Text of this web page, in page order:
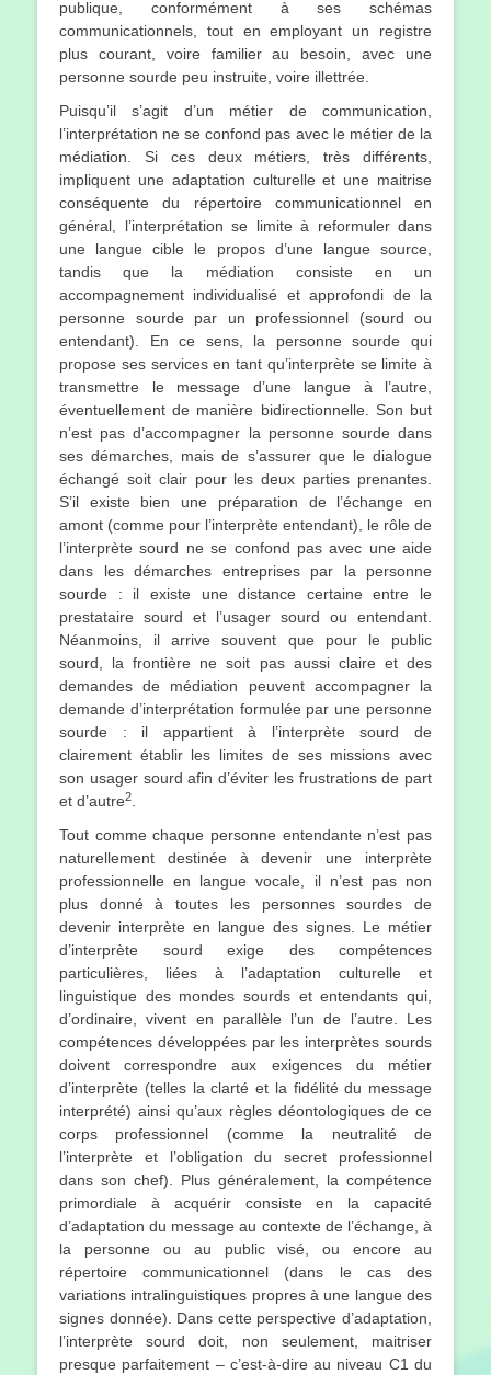
publique, conformément à ses schémas
communicationnels, tout en employant un registre
plus courant, voire familier au besoin, avec une
personne sourde peu instruite, voire illettrée.
Puisqu’il s’agit d’un métier de communication,
l’interprétation ne se confond pas avec le métier de la
médiation. Si ces deux métiers, très différents,
impliquent une adaptation culturelle et une maitrise
conséquente du répertoire communicationnel en
général, l’interprétation se limite à reformuler dans
une langue cible le propos d’une langue source,
tandis que la médiation consiste en un
accompagnement individualisé et approfondi de la
personne sourde par un professionnel (sourd ou
entendant). En ce sens, la personne sourde qui
propose ses services en tant qu’interprète se limite à
transmettre le message d’une langue à l’autre,
éventuellement de manière bidirectionnelle. Son but
n’est pas d’accompagner la personne sourde dans
ses démarches, mais de s’assurer que le dialogue
échangé soit clair pour les deux parties prenantes.
S’il existe bien une préparation de l’échange en
amont (comme pour l’interprète entendant), le rôle de
l’interprète sourd ne se confond pas avec une aide
dans les démarches entreprises par la personne
sourde : il existe une distance certaine entre le
prestataire sourd et l’usager sourd ou entendant.
Néanmoins, il arrive souvent que pour le public
sourd, la frontière ne soit pas aussi claire et des
demandes de médiation peuvent accompagner la
demande d’interprétation formulée par une personne
sourde : il appartient à l’interprète sourd de
clairement établir les limites de ses missions avec
son usager sourd afin d’éviter les frustrations de part
et d’autre2.
Tout comme chaque personne entendante n’est pas
naturellement destinée à devenir une interprète
professionnelle en langue vocale, il n’est pas non
plus donné à toutes les personnes sourdes de
devenir interprète en langue des signes. Le métier
d’interprète sourd exige des compétences
particulières, liées à l’adaptation culturelle et
linguistique des mondes sourds et entendants qui,
d’ordinaire, vivent en parallèle l’un de l’autre. Les
compétences développées par les interprètes sourds
doivent correspondre aux exigences du métier
d’interprète (telles la clarté et la fidélité du message
interprété) ainsi qu’aux règles déontologiques de ce
corps professionnel (comme la neutralité de
l’interprète et l’obligation du secret professionnel
dans son chef). Plus généralement, la compétence
primordiale à acquérir consiste en la capacité
d’adaptation du message au contexte de l’échange, à
la personne ou au public visé, ou encore au
répertoire communicationnel (dans le cas des
variations intralinguistiques propres à une langue des
signes donnée). Dans cette perspective d’adaptation,
l’interprète sourd doit, non seulement, maitriser
presque parfaitement – c’est-à-dire au niveau C1 du